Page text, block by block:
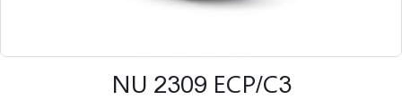
NU 2309 ECP/C3